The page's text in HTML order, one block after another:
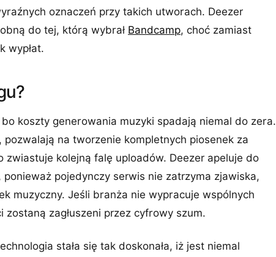
oznaczeń przy takich utworach. Deezer
do tej, którą wybrał Bandcamp, choć zamiast
wypłat.
koszty generowania muzyki spadają niemal do zera.
na tworzenie kompletnych piosenek za
zwiastuje kolejną falę uploadów. Deezer apeluje do
pojedynczy serwis nie zatrzyma zjawiska,
muzyczny. Jeśli branża nie wypracuje wspólnych
zagłuszeni przez cyfrowy szum.
stała się tak doskonała, iż jest niemal